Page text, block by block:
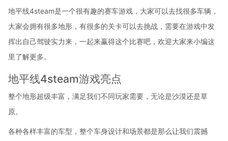
地平线4steam是一个很有趣的赛车游戏，大家可以去找很多车辆，
大家会拥有很多地形，有很多的关卡可以去挑战，需要在游戏中发
挥出自己驾驶实力来，一起来赢得这个比赛吧，欢迎大家来小编这
里了解更多。
地平线4steam游戏亮点
整个地形超级丰富，满足我们不同玩家需要，无论是沙漠还是草
原。
各种各样丰富的车型，整个车身设计和场景都是那么让我们震撼